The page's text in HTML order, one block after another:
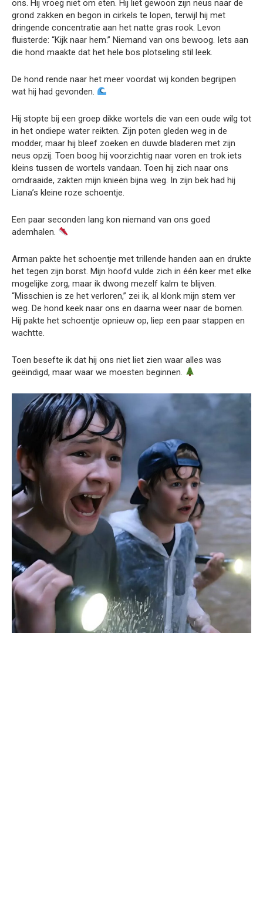
ons. Hij vroeg niet om eten. Hij liet gewoon zijn neus naar de
grond zakken en begon in cirkels te lopen, terwijl hij met
dringende concentratie aan het natte gras rook. Levon
fluisterde: “Kijk naar hem.” Niemand van ons bewoog. Iets aan
die hond maakte dat het hele bos plotseling stil leek.
De hond rende naar het meer voordat wij konden begrijpen
wat hij had gevonden.
Hij stopte bij een groep dikke wortels die van een oude wilg tot
in het ondiepe water reikten. Zijn poten gleden weg in de
modder, maar hij bleef zoeken en duwde bladeren met zijn
neus opzij. Toen boog hij voorzichtig naar voren en trok iets
kleins tussen de wortels vandaan. Toen hij zich naar ons
omdraaide, zakten mijn knieën bijna weg. In zijn bek had hij
Liana’s kleine roze schoentje.
Een paar seconden lang kon niemand van ons goed
ademhalen.
Arman pakte het schoentje met trillende handen aan en drukte
het tegen zijn borst. Mijn hoofd vulde zich in één keer met elke
mogelijke zorg, maar ik dwong mezelf kalm te blijven.
“Misschien is ze het verloren,” zei ik, al klonk mijn stem ver
weg. De hond keek naar ons en daarna weer naar de bomen.
Hij pakte het schoentje opnieuw op, liep een paar stappen en
wachtte.
Toen besefte ik dat hij ons niet liet zien waar alles was
geëindigd, maar waar we moesten beginnen.